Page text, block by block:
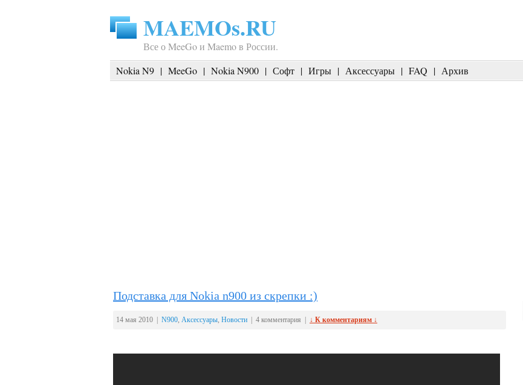
MAEMOs.RU
Все о MeeGo и Maemo в России.
Nokia N9 | MeeGo | Nokia N900 | Софт | Игры | Аксессуары | FAQ | Архив
Подставка для Nokia n900 из скрепки :)
14 мая 2010 | N900, Аксессуары, Новости | 4 комментария | ↓ К комментариям ↓